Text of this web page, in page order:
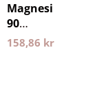
Magnesium
90
Kapslar
158,86 kr